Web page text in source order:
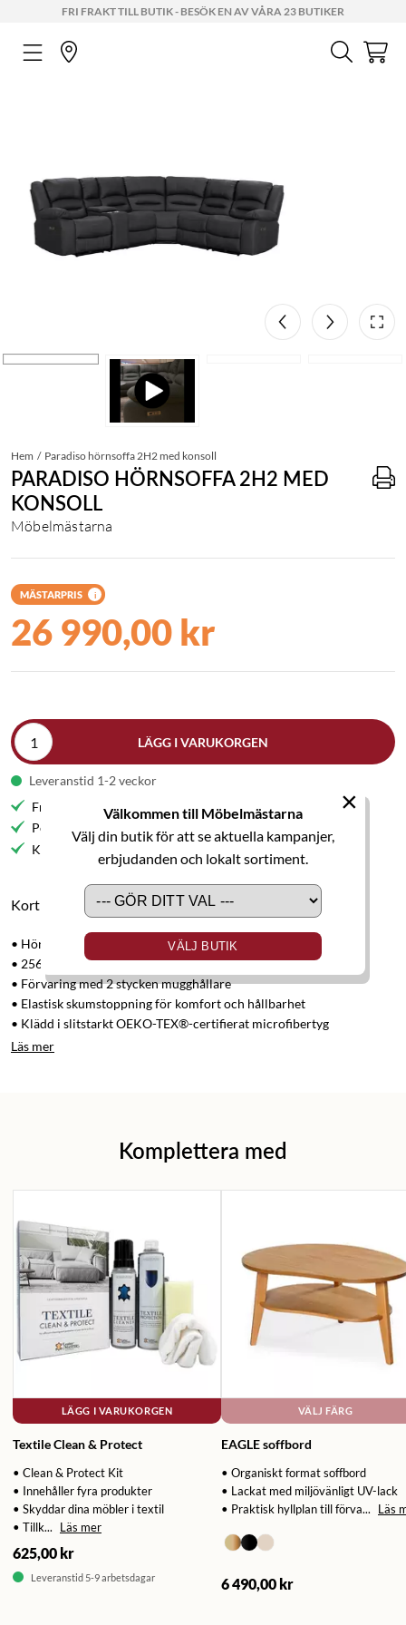
FRI FRAKT TILL BUTIK - BESÖK EN AV VÅRA 23 BUTIKER
Välkommen till Möbelmästarna
Välj din butik för att se aktuella kampanjer,
erbjudanden och lokalt sortiment.
VÄLJ BUTIK
×
Hem Paradiso hörnsoffa 2H2 med konsoll
PARADISO HÖRNSOFFA 2H2 MED
KONSOLL
Möbelmästarna
MÄSTARPRIS i
26 990,00 kr
LÄGG I VARUKORGEN
Leveranstid 1-2 veckor
Fri frakt till butik
Personlig service
Kvalitetsmöbler
Kort produktbeskrivning
• Hörnsoffa med elektriska recliners
• 256x288 cm
• Förvaring med 2 stycken mugghållare
• Elastisk skumstoppning för komfort och hållbarhet
• Klädd i slitstarkt OEKO-TEX®-certifierat microfibertyg
Läs mer
Komplettera med
LÄGG I VARUKORGEN
Textile Clean & Protect
• Clean & Protect Kit
• Innehåller fyra produkter
• Skyddar dina möbler i textil
• Tillk...
Läs mer
625,00 kr
Leveranstid 5-9 arbetsdagar
VÄLJ FÄRG
EAGLE soffbord
• Organiskt format soffbord
• Lackat med miljövänligt UV-lack
• Praktisk hyllplan till förva...
Läs
6 490,00 kr